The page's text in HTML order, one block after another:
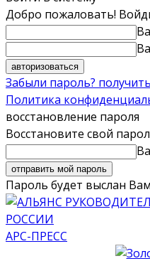
Добро пожаловать!
Забыли пароль?
Политика
восстановление пароля
Восстановите свой
Пароль будет выслан
АРС-ПРЕСС